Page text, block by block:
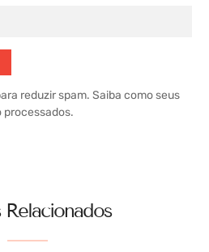
reduzir spam. Saiba como seus
processados.